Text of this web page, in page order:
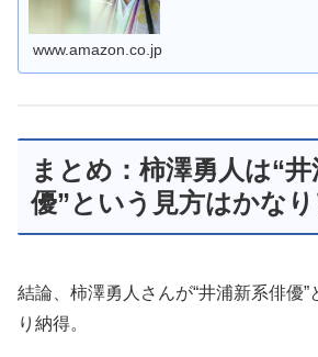
www.amazon.co.jp
まとめ：柿澤勇人は“
優”という見方はかなり
結論、柿澤勇人さんが“井浦新系俳優”
り納得。